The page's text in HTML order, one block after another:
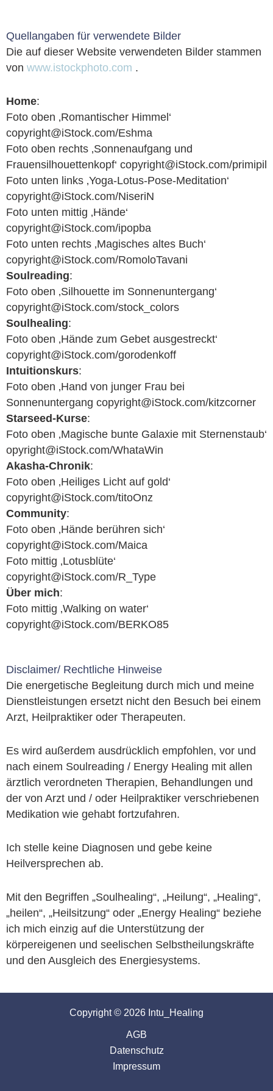
Quellangaben für verwendete Bilder
Die auf dieser Website verwendeten Bilder stammen
von www.istockphoto.com .
Home:
Foto oben ‚Romantischer Himmel‘
copyright@iStock.com/Eshma
Foto oben rechts ‚Sonnenaufgang und
Frauensilhouettenkopf‘ copyright@iStock.com/primipil
Foto unten links ‚Yoga-Lotus-Pose-Meditation‘
copyright@iStock.com/NiseriN
Foto unten mittig ‚Hände‘
copyright@iStock.com/ipopba
Foto unten rechts ‚Magisches altes Buch‘
copyright@iStock.com/RomoloTavani
Soulreading:
Foto oben ‚Silhouette im Sonnenuntergang‘
copyright@iStock.com/stock_colors
Soulhealing:
Foto oben ‚Hände zum Gebet ausgestreckt‘
copyright@iStock.com/gorodenkoff
Intuitionskurs:
Foto oben ‚Hand von junger Frau bei
Sonnenuntergang copyright@iStock.com/kitzcorner
Starseed-Kurse:
Foto oben ‚Magische bunte Galaxie mit Sternenstaub‘
opyright@iStock.com/WhataWin
Akasha-Chronik:
Foto oben ‚Heiliges Licht auf gold‘
copyright@iStock.com/titoOnz
Community:
Foto oben ‚Hände berühren sich‘
copyright@iStock.com/Maica
Foto mittig ‚Lotusblüte‘
copyright@iStock.com/R_Type
Über mich:
Foto mittig ‚Walking on water‘
copyright@iStock.com/BERKO85
Disclaimer/ Rechtliche Hinweise
Die energetische Begleitung durch mich und meine
Dienstleistungen ersetzt nicht den Besuch bei einem
Arzt, Heilpraktiker oder Therapeuten.
Es wird außerdem ausdrücklich empfohlen, vor und
nach einem Soulreading / Energy Healing mit allen
ärztlich verordneten Therapien, Behandlungen und
der von Arzt und / oder Heilpraktiker verschriebenen
Medikation wie gehabt fortzufahren.
Ich stelle keine Diagnosen und gebe keine
Heilversprechen ab.
Mit den Begriffen „Soulhealing“, „Heilung“, „Healing“,
„heilen“, „Heilsitzung“ oder „Energy Healing“ beziehe
ich mich einzig auf die Unterstützung der
körpereigenen und seelischen Selbstheilungskräfte
und den Ausgleich des Energiesystems.
Copyright © 2026 Intu_Healing
AGB
Datenschutz
Impressum